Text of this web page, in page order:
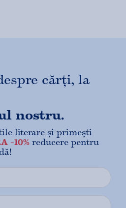
cărți, la
nostru.
literare și primești
-10% reducere pentru